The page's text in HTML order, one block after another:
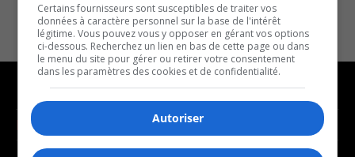
NOUVELLES MUSIQUE
Certains fournisseurs sont susceptibles de traiter vos
données à caractère personnel sur la base de l'intérêt
légitime. Vous pouvez vous y opposer en gérant vos options
ci-dessous. Recherchez un lien en bas de cette page ou dans
le menu du site pour gérer ou retirer votre consentement
dans les paramètres des cookies et de confidentialité.
Autoriser